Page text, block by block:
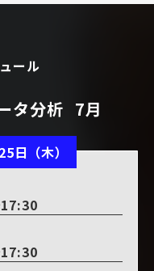
ール
タ分析 7月
日（木）